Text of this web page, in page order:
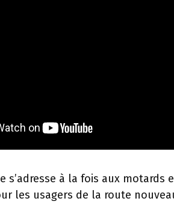
s’adresse à la fois aux
les usagers de la route